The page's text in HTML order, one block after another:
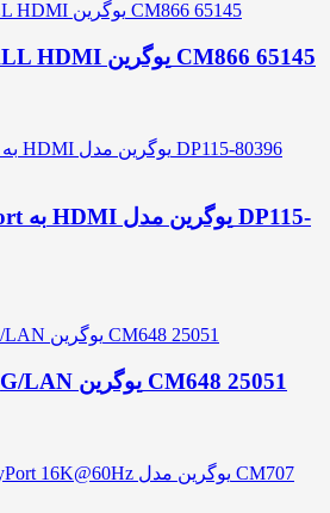
مبدل USB Cبه DUALL HDMI یوگرین CM866 65145
مبدل 3.0 USB به 2.5G/LAN یوگرین CM648 25051